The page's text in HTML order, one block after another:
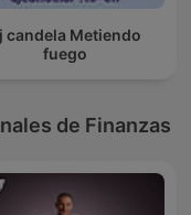
candela Metiendo
fuego
de Finanzas